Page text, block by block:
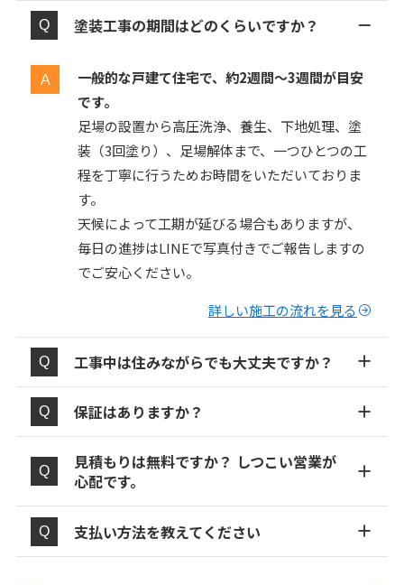
塗装工事の期間はどのくらいですか？
一般的な戸建て住宅で、約2週間〜3週間が目安
です。
足場の設置から高圧洗浄、養生、下地処理、塗
装（3回塗り）、足場解体まで、一つひとつの工
程を丁寧に行うためお時間をいただいておりま
す。
天候によって工期が延びる場合もありますが、
毎日の進捗はLINEで写真付きでご報告しますの
でご安心ください。
詳しい施工の流れを見る
工事中は住みながらでも大丈夫ですか？
保証はありますか？
見積もりは無料ですか？ しつこい営業が
心配です。
支払い方法を教えてください